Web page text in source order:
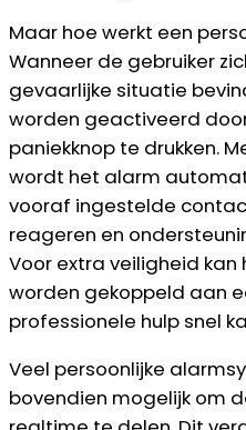
Maar hoe werkt een
Wanneer de gebruiker
gevaarlijke situatie
worden geactiveerd
paniekknop te drukken.
wordt het alarm
vooraf ingestelde
reageren en
Voor extra veiligheid
worden gekoppeld aan
professionele hulp snel
Veel persoonlijke
bovendien mogelijk om